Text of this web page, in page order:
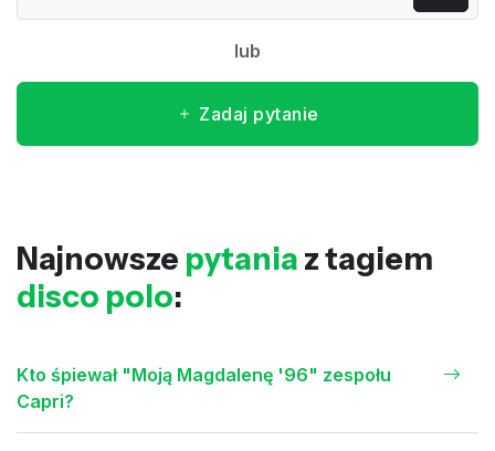
lub
Zadaj pytanie
Najnowsze pytania z tagiem
disco polo:
Kto śpiewał "Moją Magdalenę '96" zespołu
Capri?